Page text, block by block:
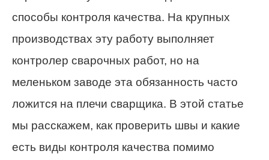
способы контроля качества. На крупных
производствах эту работу выполняет
контролер сварочных работ, но на
меленьком заводе эта обязанность часто
ложится на плечи сварщика. В этой статье
мы расскажем, как проверить швы и какие
есть виды контроля качества помимо